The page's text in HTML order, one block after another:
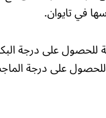
في تايوان.
للحصول على درجة